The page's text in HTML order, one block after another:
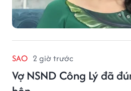
SAO 2 giờ trước
Vợ NSND Công Lý đã